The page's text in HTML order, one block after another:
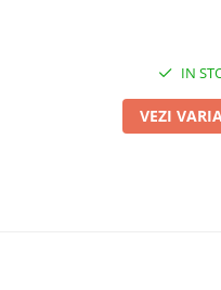
IN
VEZI